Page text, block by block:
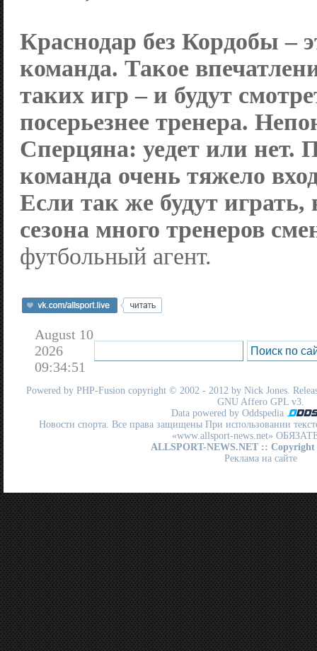
Краснодар без Кордобы –
команда. Такое
таких игр – и будут
посерьезнее тренера.
Сперцяна: уедет или нет.
команда очень тяжело
Если так же будут играть,
сезона много тренеров
футбольный агент.
August 10
2026
09:34:51
Powered by PHP-Fusion copyright © 2002 - 2012 by Nick Jones.
GNU Affero GPL v3.
Data powered by Oddspedia
Новости спорта. Все права защищены При использовании
«www.allsport-news.net»
ALLSPORT-NEWS.NET :: Copyright
Реклама на сайте